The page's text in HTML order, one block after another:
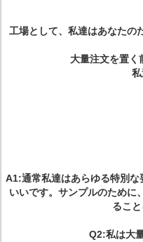
工場として、私達はあなたの
大量注文を置く
A1:通常私達はあらゆる特別
いいです。サンプルのために
るこ
Q2:私は大